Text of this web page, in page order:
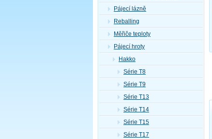
Pájecí lázně
Reballing
Měřiče teploty
Pájecí hroty
Hakko
Série T8
Série T9
Série T13
Série T14
Série T15
Série T17